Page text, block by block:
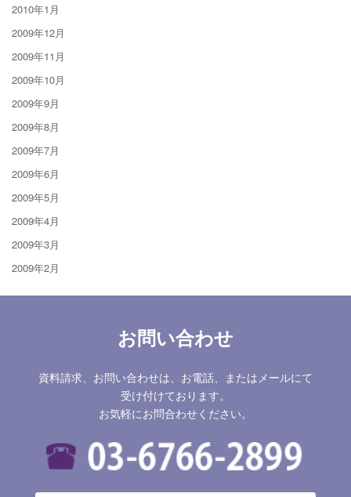
2010年1月
2009年12月
2009年11月
2009年10月
2009年9月
2009年8月
2009年7月
2009年6月
2009年5月
2009年4月
2009年3月
2009年2月
お問い合わせ
資料請求、お問い合わせは、お電話、またはメールにて
受け付けております。
お気軽にお問合わせください。